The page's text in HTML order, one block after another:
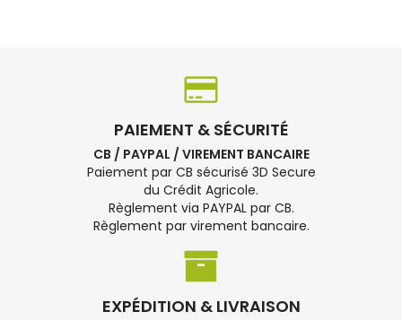
PAIEMENT & SÉCURITÉ
CB / PAYPAL / VIREMENT BANCAIRE
Paiement par CB sécurisé 3D Secure
du Crédit Agricole.
Règlement via PAYPAL par CB.
Règlement par virement bancaire.
EXPÉDITION & LIVRAISON